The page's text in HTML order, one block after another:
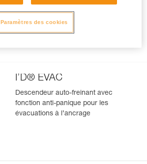
MAESTRO® L
Descendeur avec poulie-
bloqueur intégrée pour des
I’D® EVAC
Descendeur auto-freinant avec
fonction anti-panique pour les
évacuations à l’ancrage
Paramètres des cookies